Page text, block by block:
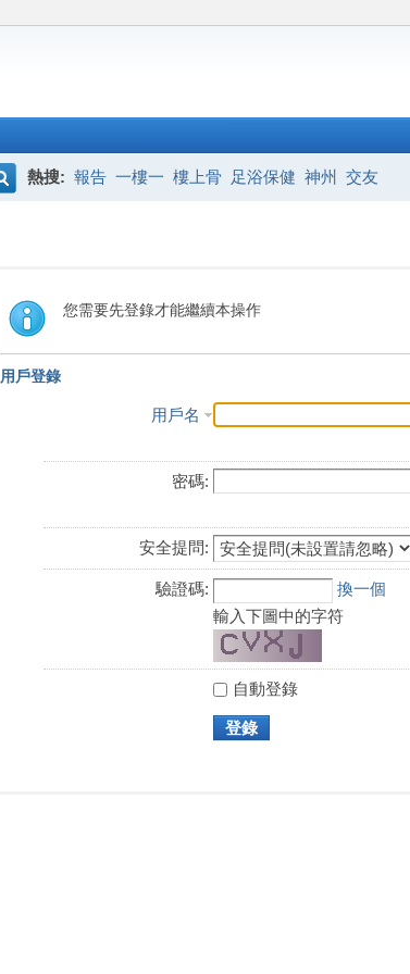
熱搜: 報告 一樓一 樓上骨 足浴保健 神州 交友
您需要先登錄才能繼續本操作
用戶登錄
用戶名
密碼:
安全提問:
驗證碼:
換一個
輸入下圖中的字符
自動登錄
登錄